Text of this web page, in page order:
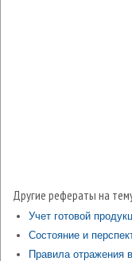
Другие рефераты на
Учет готовой
Состояние и
Правила отражения